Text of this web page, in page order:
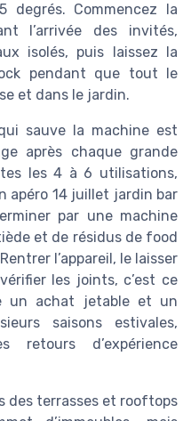
degrés. Commencez la
l’arrivée des invités,
isolés, puis laissez la
pendant que tout le
et dans le jardin.
sauve la machine est
après chaque grande
les 4 à 6 utilisations,
apéro 14 juillet jardin bar
par une machine
et de résidus de food
l’appareil, le laisser
les joints, c’est ce
un achat jetable et un
saisons estivales,
retours d’expérience
des terrasses et rooftops